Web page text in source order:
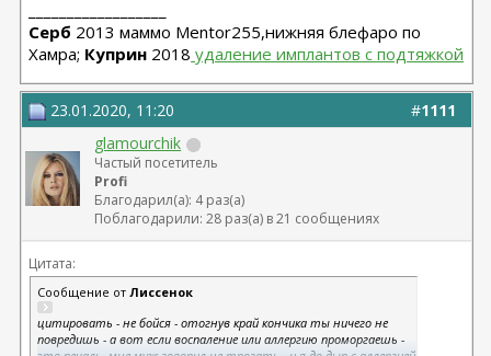
Серб 2013 маммо Mentor255,нижняя блефаро по
Хамра; Куприн 2018 удаление имплантов с подтяжкой
#1111
23.01.2020, 11:20
glamourchik
Частый посетитель
Profi
Благодарил(а): 4 раз(а)
Поблагодарили: 28 раз(а) в 21 сообщениях
Цитата:
Сообщение отЛиссенок
цитировать - не бойся - отогнув край кончика ты ничего не
повредишь - а вот если воспаление или аллергию проморгаешь -